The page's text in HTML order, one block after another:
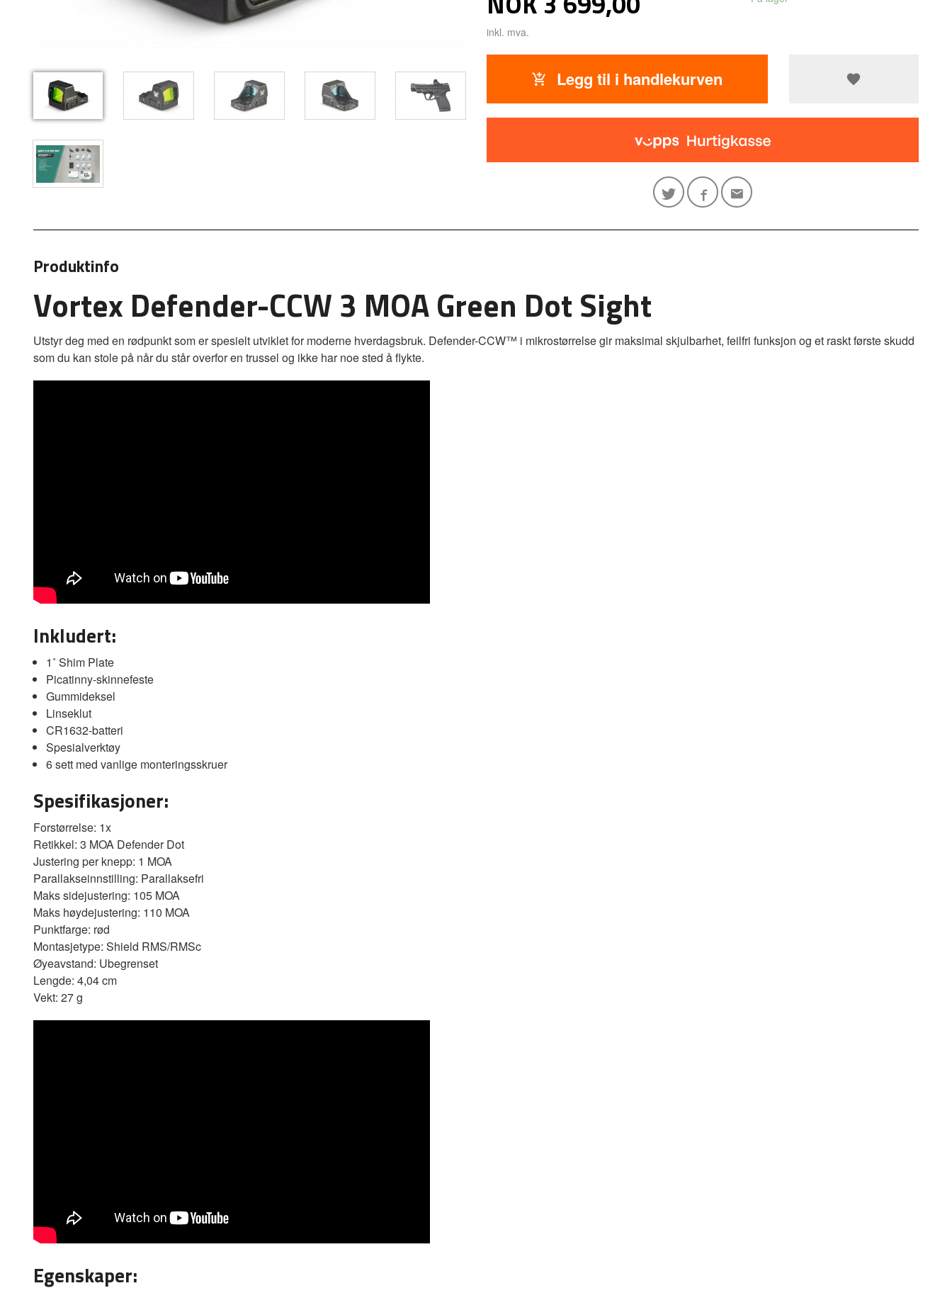
inkl. mva.
Legg til i handlekurven
Produktinfo
Vortex Defender-CCW 3 MOA Green Dot Sight
Utstyr deg med en rødpunkt som er spesielt utviklet for moderne hverdagsbruk. Defender-CCW™ i mikrostørrelse gir maksimal skjulbarhet, feilfri funksjon og et raskt første skudd
som du kan stole på når du står overfor en trussel og ikke har noe sted å flykte.
Inkludert:
1˚ Shim Plate
Picatinny-skinnefeste
Gummideksel
Linseklut
CR1632-batteri
Spesialverktøy
6 sett med vanlige monteringsskruer
Spesifikasjoner:
Forstørrelse: 1x
Retikkel: 3 MOA Defender Dot
Justering per knepp: 1 MOA
Parallakseinnstilling: Parallaksefri
Maks sidejustering: 105 MOA
Maks høydejustering: 110 MOA
Punktfarge: rød
Montasjetype: Shield RMS/RMSc
Øyeavstand: Ubegrenset
Lengde: 4,04 cm
Vekt: 27 g
Egenskaper: